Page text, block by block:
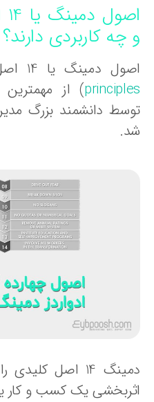
چه کاربردی دارند؟
دمینگ یا 14 اصل دمینگ (
) از مهمترین
دانشمند بزرگ
دمینگ 14 اصل کلیدی
یک کسب و کار یا